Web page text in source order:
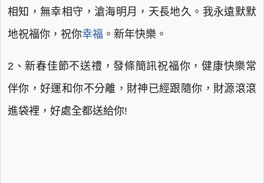
相知，無幸相守，滄海明月，天長地久。我永遠默默
地祝福你，祝你幸福 。新年快樂。
2、新春佳節不送禮，發條簡訊祝福你，健康快樂常
伴你，好運和你不分離，財神已經跟隨你，財源滾滾
進袋裡，好處全都送給你!